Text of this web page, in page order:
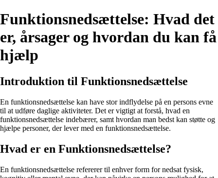
Funktionsnedsættelse: Hvad det
er, årsager og hvordan du kan få
hjælp
Introduktion til Funktionsnedsættelse
En funktionsnedsættelse kan have stor indflydelse på en persons evne
til at udføre daglige aktiviteter. Det er vigtigt at forstå, hvad en
funktionsnedsættelse indebærer, samt hvordan man bedst kan støtte og
hjælpe personer, der lever med en funktionsnedsættelse.
Hvad er en Funktionsnedsættelse?
En funktionsnedsættelse refererer til enhver form for nedsat fysisk,